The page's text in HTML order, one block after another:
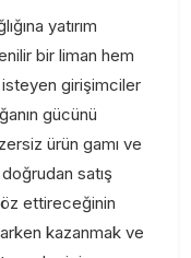
yatırım
bir liman hem
girişimciler
gücünü
ürün gamı ve
doğrudan satış
ettireceğinin
kazanmak ve